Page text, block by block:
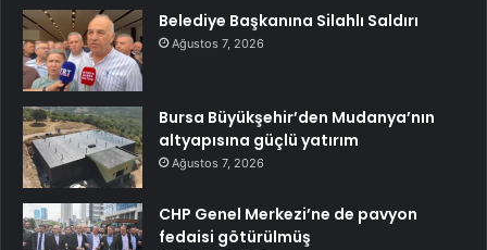
Belediye Başkanına Silahlı Saldırı
Ağustos 7, 2026
Bursa Büyükşehir’den Mudanya’nın
altyapısına güçlü yatırım
Ağustos 7, 2026
CHP Genel Merkezi’ne de pavyon
fedaisi götürülmüş